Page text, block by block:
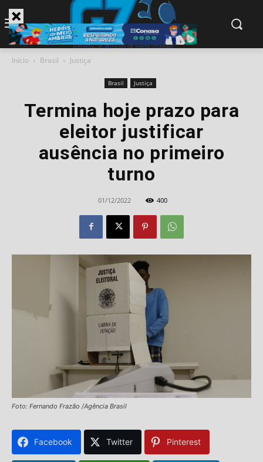
Início Brasil Justiça
Brasil Justiça
Termina hoje prazo para
eleitor justificar
ausência no primeiro
turno
01/12/2022 400
Foto: Fernando Frazão /Agência Brasil
Facebook Twitter Pinterest
modal-check